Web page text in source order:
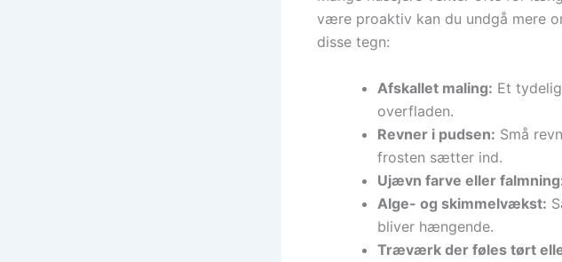
være proaktiv kan du undgå mere
disse tegn:
Afskallet maling: Et
overfladen.
Revner i pudsen: Små
frosten sætter ind.
Ujævn farve eller
Alge- og skimmelvækst:
bliver hængende.
Træværk der føles tørt